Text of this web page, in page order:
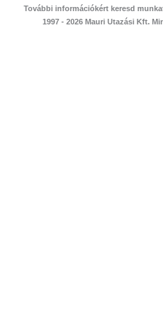
További információkért keresd
1997 - 2026 Mauri Utazási Kft.